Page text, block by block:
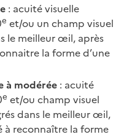
: acuité visuelle
e et/ou un champ visuel
le meilleur œil, après
la forme d’une
à modérée : acuité
e et/ou champ visuel
dans le meilleur œil,
reconnaître la forme